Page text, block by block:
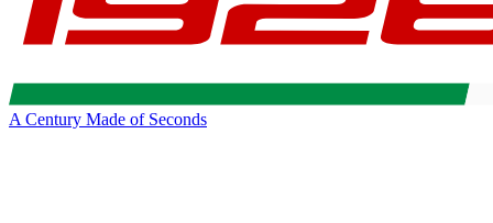
A Century Made of Seconds